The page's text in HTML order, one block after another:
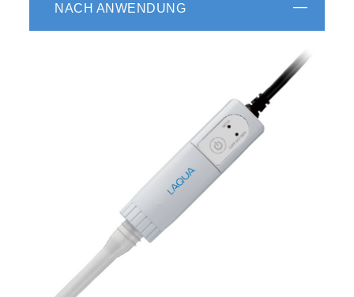
NACH ANWENDUNG